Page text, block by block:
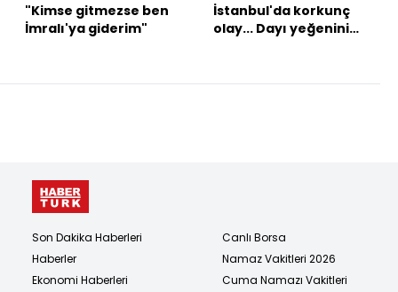
"Kimse gitmezse ben
İmralı'ya giderim"
İstanbul'da korkunç
olay... Dayı yeğenini
Son Dakika Haberleri
Haberler
Ekonomi Haberleri
Canlı Borsa
Namaz Vakitleri 2026
Cuma Namazı Vakitleri